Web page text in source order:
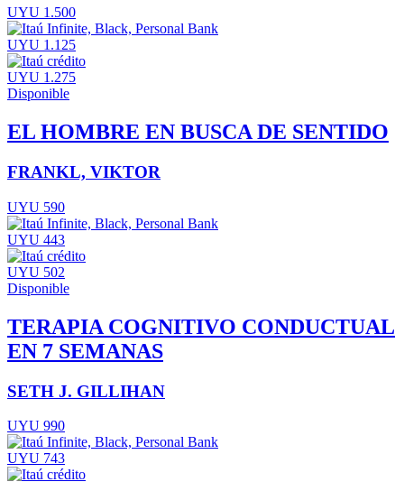
UYU 1.500
UYU 1.125
UYU 1.275
Disponible
EL HOMBRE EN BUSCA DE SENTIDO
FRANKL, VIKTOR
UYU 590
UYU 443
UYU 502
Disponible
TERAPIA COGNITIVO CONDUCTUAL
EN 7 SEMANAS
SETH J. GILLIHAN
UYU 990
UYU 743